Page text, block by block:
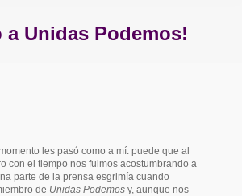
a Unidas Podemos!
les pasó como a mí: puede que al
con el tiempo nos fuimos acostumbrando a
parte de la prensa esgrimía cuando
de Unidas Podemos y, aunque nos